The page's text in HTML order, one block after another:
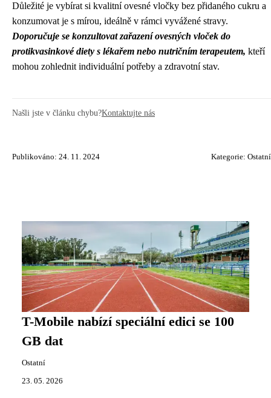
Důležité je vybírat si kvalitní ovesné vločky bez přidaného cukru a
konzumovat je s mírou, ideálně v rámci vyvážené stravy.
Doporučuje se konzultovat zařazení ovesných vloček do
protikvasinkové diety s lékařem nebo nutričním terapeutem, kteří
mohou zohlednit individuální potřeby a zdravotní stav.
Našli jste v článku chybu?Kontaktujte nás
Publikováno: 24. 11. 2024 Kategorie: Ostatní
T-Mobile nabízí speciální edici se 100
GB dat
Ostatní
23. 05. 2026